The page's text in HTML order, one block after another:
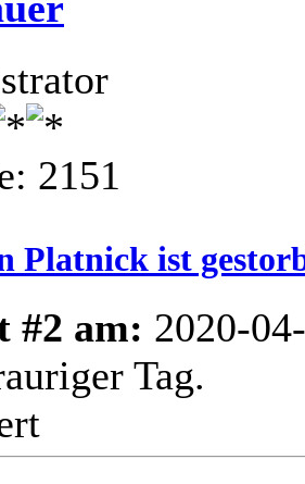
2151
Platnick ist
#2 am: 2020-
Tag.